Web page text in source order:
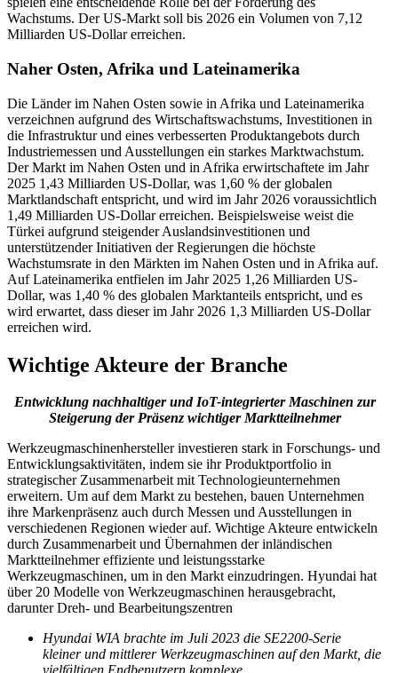
Wachstums. Der US-Markt soll bis 2026 ein Volumen von 7,12
Milliarden US-Dollar erreichen.
Naher Osten, Afrika und Lateinamerika
Die Länder im Nahen Osten sowie in Afrika und Lateinamerika
verzeichnen aufgrund des Wirtschaftswachstums, Investitionen in
die Infrastruktur und eines verbesserten Produktangebots durch
Industriemessen und Ausstellungen ein starkes Marktwachstum.
Der Markt im Nahen Osten und in Afrika erwirtschaftete im Jahr
2025 1,43 Milliarden US-Dollar, was 1,60 % der globalen
Marktlandschaft entspricht, und wird im Jahr 2026 voraussichtlich
1,49 Milliarden US-Dollar erreichen. Beispielsweise weist die
Türkei aufgrund steigender Auslandsinvestitionen und
unterstützender Initiativen der Regierungen die höchste
Wachstumsrate in den Märkten im Nahen Osten und in Afrika auf.
Auf Lateinamerika entfielen im Jahr 2025 1,26 Milliarden US-
Dollar, was 1,40 % des globalen Marktanteils entspricht, und es
wird erwartet, dass dieser im Jahr 2026 1,3 Milliarden US-Dollar
erreichen wird.
Wichtige Akteure der Branche
Entwicklung nachhaltiger und IoT-integrierter Maschinen zur
Steigerung der Präsenz wichtiger Marktteilnehmer
Werkzeugmaschinenhersteller investieren stark in Forschungs- und
Entwicklungsaktivitäten, indem sie ihr Produktportfolio in
strategischer Zusammenarbeit mit Technologieunternehmen
erweitern. Um auf dem Markt zu bestehen, bauen Unternehmen
ihre Markenpräsenz auch durch Messen und Ausstellungen in
verschiedenen Regionen wieder auf. Wichtige Akteure entwickeln
durch Zusammenarbeit und Übernahmen der inländischen
Marktteilnehmer effiziente und leistungsstarke
Werkzeugmaschinen, um in den Markt einzudringen. Hyundai hat
über 20 Modelle von Werkzeugmaschinen herausgebracht,
darunter Dreh- und Bearbeitungszentren
Hyundai WIA brachte im Juli 2023 die SE2200-Serie
kleiner und mittlerer Werkzeugmaschinen auf den Markt, die